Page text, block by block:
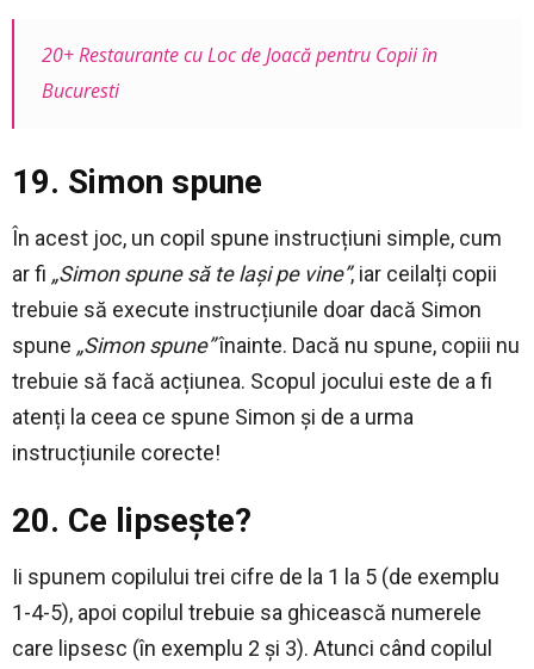
20+ Restaurante cu Loc de Joacă pentru Copii în
Bucuresti
19. Simon spune
În acest joc, un copil spune instrucțiuni simple, cum
ar fi „Simon spune să te lași pe vine”, iar ceilalți copii
trebuie să execute instrucțiunile doar dacă Simon
spune „Simon spune”înainte. Dacă nu spune, copiii nu
trebuie să facă acțiunea. Scopul jocului este de a fi
atenți la ceea ce spune Simon și de a urma
instrucțiunile corecte!
20. Ce lipsește?
Ii spunem copilului trei cifre de la 1 la 5 (de exemplu
1-4-5), apoi copilul trebuie sa ghicească numerele
care lipsesc (în exemplu 2 și 3). Atunci când copilul